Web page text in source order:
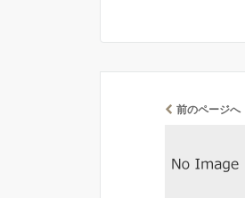
前のページへ